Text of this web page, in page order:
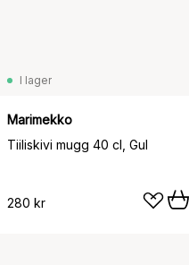
I lager
Marimekko
Tiiliskivi mugg 40 cl, Gul
280 kr